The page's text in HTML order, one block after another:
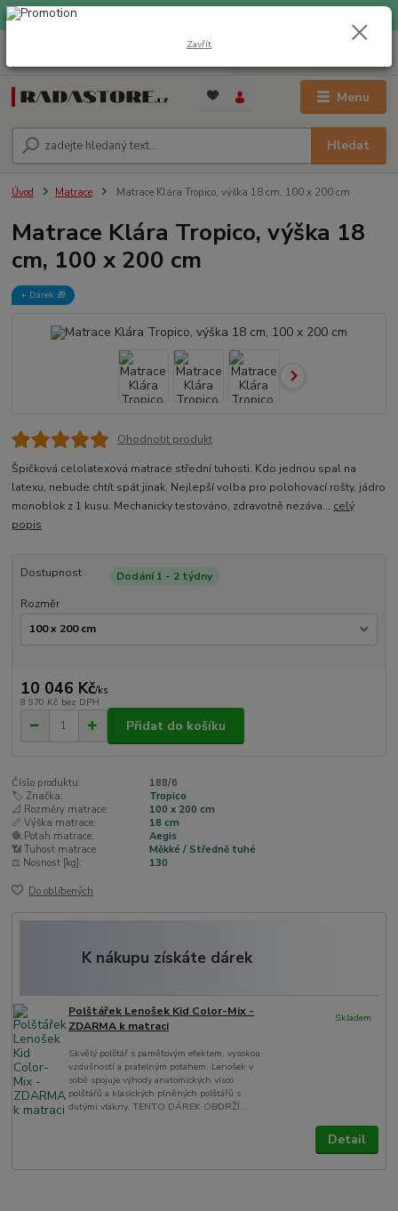
EXPRESNÍ DOPRAVA ZDARMA při nákupu nad 1000 Kč
Menu
Hledat
Úvod Matrace Matrace Klára Tropico, výška 18 cm, 100 x 200 cm
Matrace Klára Tropico, výška 18
cm, 100 x 200 cm
+ Dárek️ 🎁
Ohodnotit produkt
Špičková celolatexová matrace střední tuhosti. Kdo jednou spal na
latexu, nebude chtít spát jinak. Nejlepší volba pro polohovací rošty, jádro
monoblok z 1 kusu. Mechanicky testováno, zdravotně nezáva... celý
popis
Dostupnost
Dodání 1 - 2 týdny
Rozměr
10 046 Kč/ks
8 970 Kč bez DPH
Přidat do košíku
Číslo produktu:
188/6
🏷️ Značka:
Tropico
📐 Rozměry matrace:
100 x 200 cm
📏 Výška matrace:
18 cm
🧶 Potah matrace:
Aegis
📶 Tuhost matrace:
Měkké / Středně tuhé
⚖️ Nosnost [kg]:
130
Do oblíbených
K nákupu získáte dárek
Polštářek Lenošek Kid Color-Mix -
ZDARMA k matraci
Skvělý polštář s paměťovým efektem, vysokou
vzdušností a pratelným potahem. Lenošek v
sobě spojuje výhody anatomických visco
polštářů a klasických plněných polštářů s
dutými vlákny. TENTO DÁREK OBDRŽÍ...
Skladem
Detail
Zavřít